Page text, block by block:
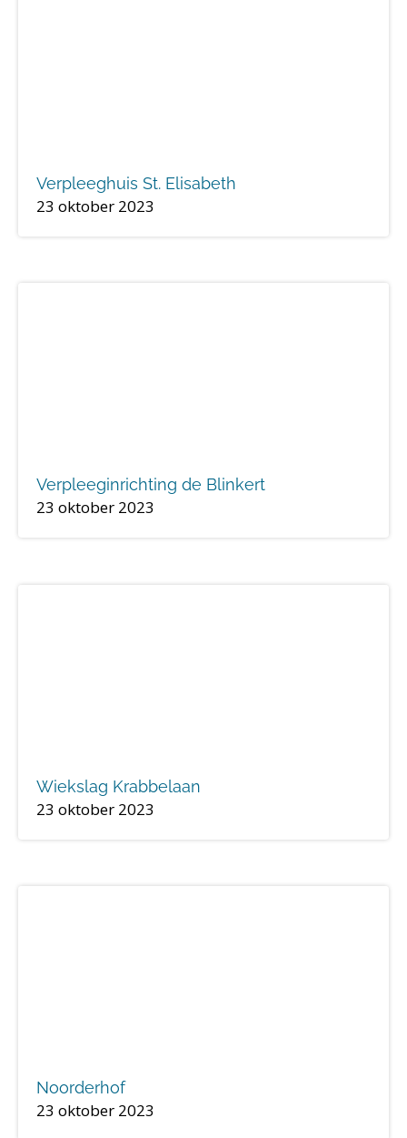
Verpleeghuis St. Elisabeth
23 oktober 2023
Verpleeginrichting de Blinkert
23 oktober 2023
Wiekslag Krabbelaan
23 oktober 2023
Noorderhof
23 oktober 2023